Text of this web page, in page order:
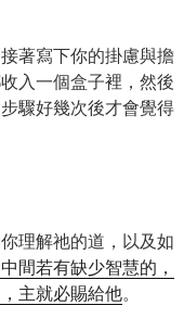
著寫下你的掛慮與擔
入一個盒子裡，然後
驟好幾次後才會覺得
理解祂的道，以及如
間若有缺少智慧的，
主就必賜給他。